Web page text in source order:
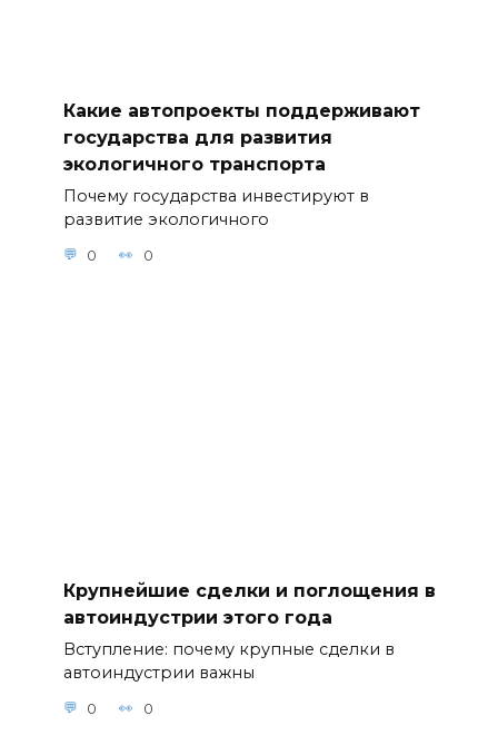
Какие автопроекты поддерживают
государства для развития
экологичного транспорта
Почему государства инвестируют в
развитие экологичного
0 0
Крупнейшие сделки и поглощения в
автоиндустрии этого года
Вступление: почему крупные сделки в
автоиндустрии важны
0 0